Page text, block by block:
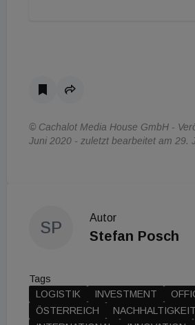
© Cachalot Media House GmbH -
Juni 2020 - zuletzt bearbeitet am 29.
SP
Autor
Stefan Posch
Tags
LOGISTIK
INVESTMENT
ÖSTERREICH
NACHHALTIGKEIT